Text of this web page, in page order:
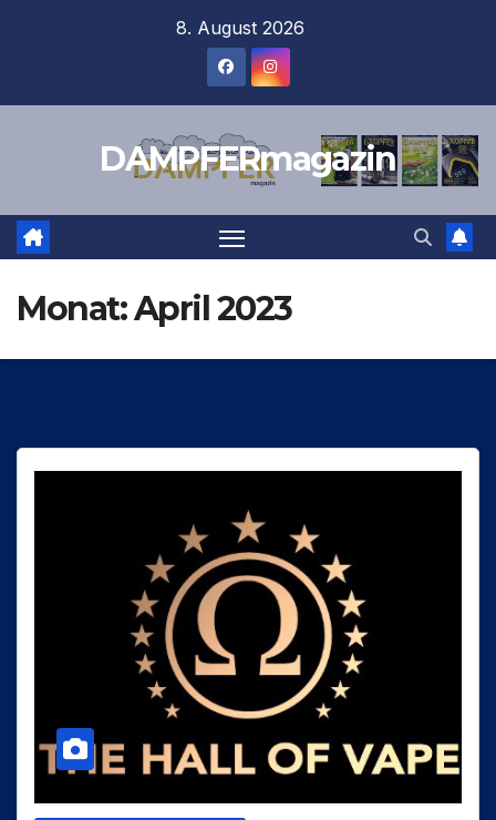
8. August 2026
DAMPFERmagazin
Monat:April 2023